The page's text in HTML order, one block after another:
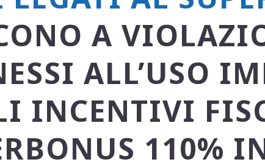
A
ALL’USO
INCENTIVI
110%